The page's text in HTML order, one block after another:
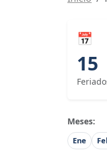
📅
15
Meses:
Ene